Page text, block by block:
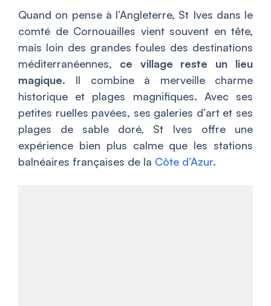
Quand on pense à l’Angleterre, St Ives dans le
comté de Cornouailles vient souvent en tête,
mais loin des grandes foules des destinations
méditerranéennes, ce village reste un lieu
magique. Il combine à merveille charme
historique et plages magnifiques. Avec ses
petites ruelles pavées, ses galeries d’art et ses
plages de sable doré, St Ives offre une
expérience bien plus calme que les stations
balnéaires françaises de la Côte d’Azur.